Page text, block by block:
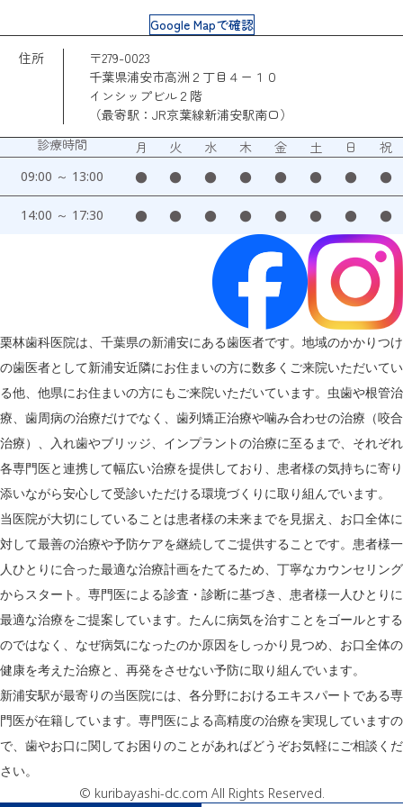
Google Mapで確認
住所
〒279-0023
千葉県浦安市高洲２丁目４ー１０
インシップビル２階
（最寄駅：JR京葉線新浦安駅南口）
診療時間
月 火 水 木 金 土 日 祝
09:00 ～ 13:00 ● ● ● ● ● ● ● ●
14:00 ～ 17:30 ● ● ● ● ● ● ● ●
栗林歯科医院は、千葉県の新浦安にある歯医者です。地域のかかりつけ
の歯医者として新浦安近隣にお住まいの方に数多くご来院いただいてい
る他、他県にお住まいの方にもご来院いただいています。虫歯や根管治
療、歯周病の治療だけでなく、歯列矯正治療や噛み合わせの治療（咬合
治療）、入れ歯やブリッジ、インプラントの治療に至るまで、それぞれ
各専門医と連携して幅広い治療を提供しており、患者様の気持ちに寄り
添いながら安心して受診いただける環境づくりに取り組んでいます。
当医院が大切にしていることは患者様の未来までを見据え、お口全体に
対して最善の治療や予防ケアを継続してご提供することです。患者様一
人ひとりに合った最適な治療計画をたてるため、丁寧なカウンセリング
からスタート。専門医による診査・診断に基づき、患者様一人ひとりに
最適な治療をご提案しています。たんに病気を治すことをゴールとする
のではなく、なぜ病気になったのか原因をしっかり見つめ、お口全体の
健康を考えた治療と、再発をさせない予防に取り組んでいます。
新浦安駅が最寄りの当医院には、各分野におけるエキスパートである専
門医が在籍しています。専門医による高精度の治療を実現していますの
で、歯やお口に関してお困りのことがあればどうぞお気軽にご相談くだ
さい。
© kuribayashi-dc.com All Rights Reserved.